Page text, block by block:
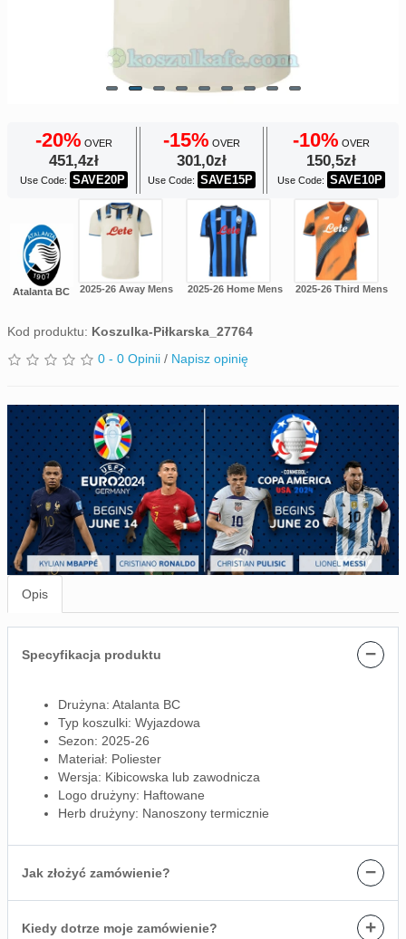
-20% OVER
451,4zł
Use Code: SAVE20P
-15% OVER
301,0zł
Use Code: SAVE15P
-10% OVER
150,5zł
Use Code: SAVE10P
Atalanta BC 2025-26 Away Mens 2025-26 Home Mens 2025-26 Third Mens
Kod produktu: Koszulka-Piłkarska_27764
0 - 0 Opinii / Napisz opinię
Opis
Specyfikacja produktu −
Drużyna: Atalanta BC
Typ koszulki: Wyjazdowa
Sezon: 2025-26
Materiał: Poliester
Wersja: Kibicowska lub zawodnicza
Logo drużyny: Haftowane
Herb drużyny: Nanoszony termicznie
Jak złożyć zamówienie? −
Kiedy dotrze moje zamówienie? +